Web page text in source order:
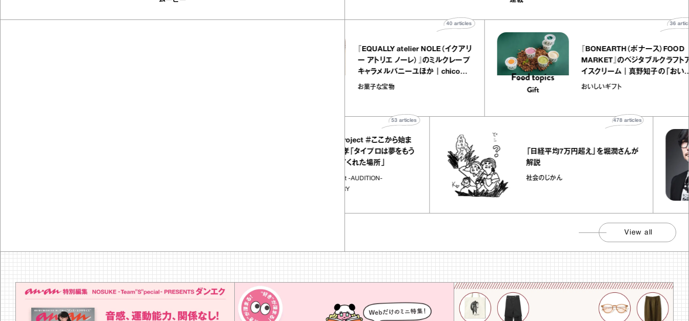
『EQUALLY atelier NOLE（イクアリ
ー アトリエ ノーレ）』のミルクレープ
キャラメルバニーユほか｜chico
の“お菓子な宝物”
お菓子な宝物
40
『BONEARTH（ボナース
MARKET』のベジタブル
イスクリーム｜真野知子
いギフト」
おいしいギフト
【timelesz project ＃ここから始ま
る物語】原嘉孝「タイプロは夢をもう
一度追わせてくれた場所」
timelesz project -AUDITION-
articles
「日経平均7万円超え」を堀潤さんが
社会のじかん
articles
View all